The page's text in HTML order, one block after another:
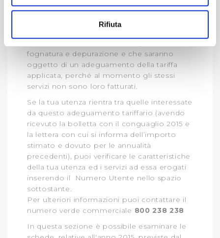
Con il tuo consenso, vorremmo anche:
raccogliere informazioni sulla tua posizione
Identificare il tuo dispositivo, scansionandolo
attivamente alla ricerca di caratteristiche specifiche
(impronte digitali).
e imposta le tue preferenze nella sezione dettagli. Puoi
modificare o ritirare il tuo consenso in qualsiasi momento
dalla Dichiarazione sui cookie.
Utilizziamo dei cookie tecnici necessari per rendere
fruibile il sito web abilitandone funzionalità di base quali
la navigazione sulle pagine e l'accesso alle aree
protette. In linea con le preferenze manifestate
dall’Utente e con i consensi dallo stesso prestati, i
cookie possono essere inoltre utilizzati per analizzare il
traffico sul nostro sito web, per personalizzare
contenuti ed annunci e per fornire funzionalità dei social
Rifiuta
ogni singola utenza.
Questo lavoro, come detto, ha fatto
fognatura e depurazione e che saranno
oggetto di un adeguamento della tariffa
applicata, perché al momento gli stessi
servizi non sono loro fatturati.
Se la tua utenza rientra tra quelle interessate
da questo adeguamento tariffario (avendo
ricevuto la bolletta con il conguaglio 2015 e
la lettera con cui si informa dell’importo
stimato e dovuto per le annualità
precedenti), puoi verificare le caratteristiche
della tua utenza ed i servizi ad essa erogati
inserendo il Numero Utente nello spazio
sottostante.
Per ulteriori informazioni puoi contattare il
numero verde commerciale 800 238 238
In questa sezione è possibile esaminare le